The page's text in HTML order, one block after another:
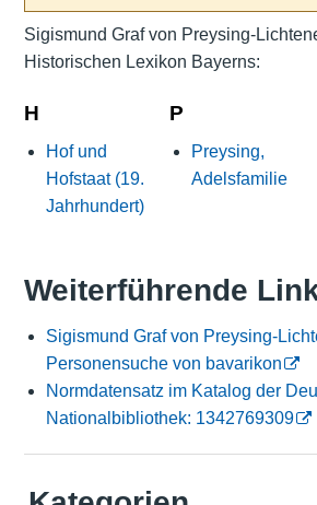
Sigismund Graf von Preysing-
Historischen Lexikon Bayerns:
H
Hof und
Hofstaat (19.
Jahrhundert)
P
Preysing,
Adelsfamilie
Weiterführende
Sigismund Graf von Preysing-
Personensuche von bavarikon
Normdatensatz im Katalog der
Nationalbibliothek: 1342769309